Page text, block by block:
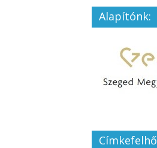
Alapítónk:
Címkefelhő